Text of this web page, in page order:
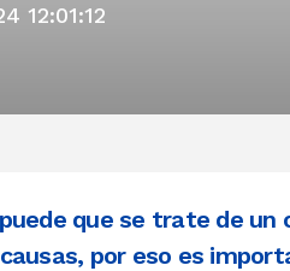
12:01:12
que se trate de un
por eso es